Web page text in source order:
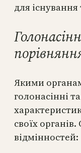
для
Якими
голонасінні
своїх
відмінностей: